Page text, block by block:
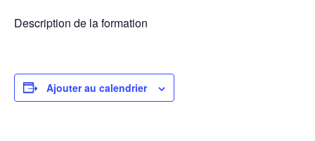
Description de la formation
Ajouter au calendrier